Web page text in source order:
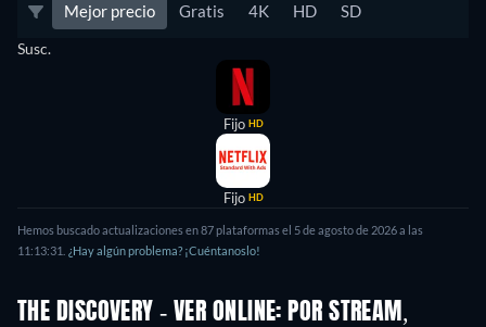
Mejor precio Gratis 4K HD SD
Susc.
Fijo HD
Fijo HD
Hemos buscado actualizaciones en87plataformas el 5 de agosto de 2026a las
11:13:31 ¿Hay algún problema? ¡Cuéntanoslo!
THE DISCOVERY - VER ONLINE: POR STREAM,